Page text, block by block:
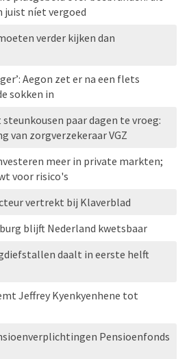
juist níet vergoed
verder kijken dan
Aegon zet er na een flets
sokken in
paar dagen te vroeg:
van zorgverzekeraar VGZ
meer in private markten;
voor risico's
vertrekt bij Klaverblad
blijft Nederland kwetsbaar
daalt in eerste helft
Jeffrey Kyenkyenhene tot
Pensioenfonds